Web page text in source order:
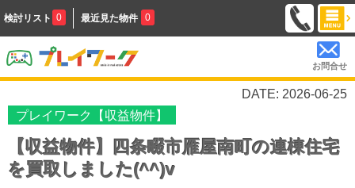
検討リスト 0 最近見た物件 0
お問合せ
DATE: 2026-06-25
プレイワーク【収益物件】
【収益物件】四条畷市雁屋南町の連棟住宅
を買取しました(^^)v